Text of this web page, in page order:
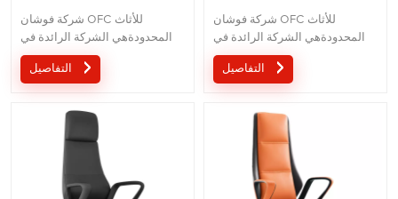
شركة فوشان OFC للأثاث
المحدودةهي الشركة الرائدة في
تصنيع الكراسي المكتبية المريحة
عالية الجودة.مع 5 سنوات من
الاستثنائي لإنتاجية مكان العمل.بريد
إلكتروني :الاستفسار@jnsvip.com
شركة فوشان OFC للأثاث
المحدودةهي الشركة الرائدة في
تصنيع الكراسي المكتبية المريحة
عالية الجودة.مع 5 سنوات من
الاستثنائي لإنتاجية مكان العمل.بريد
إلكتروني :الاستفسار@jnsvip.com